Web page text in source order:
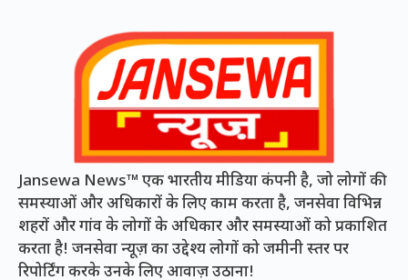
Jansewa News™ एक भारतीय मीडिया कंपनी है, जो लोगों की
समस्याओं और अधिकारों के लिए काम करता है, जनसेवा विभिन्न
शहरों और गांव के लोगों के अधिकार और समस्याओं को प्रकाशित
करता है! जनसेवा न्यूज़ का उद्देश्य लोगों को जमीनी स्तर पर
रिपोर्टिंग करके उनके लिए आवाज़ उठाना!